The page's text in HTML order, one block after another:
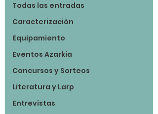
Todas las entradas
Caracterización
Equipamiento
Eventos Azarkia
Concursos y Sorteos
Literatura y Larp
Entrevistas